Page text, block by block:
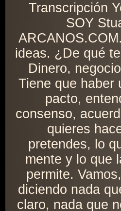
Transcripción
SOY
ideas. ¿De qué
Dinero,
Tiene que haber
pacto,
consenso,
quieres
pretendes, lo
mente y lo que
permite.
diciendo nada
claro, nada que